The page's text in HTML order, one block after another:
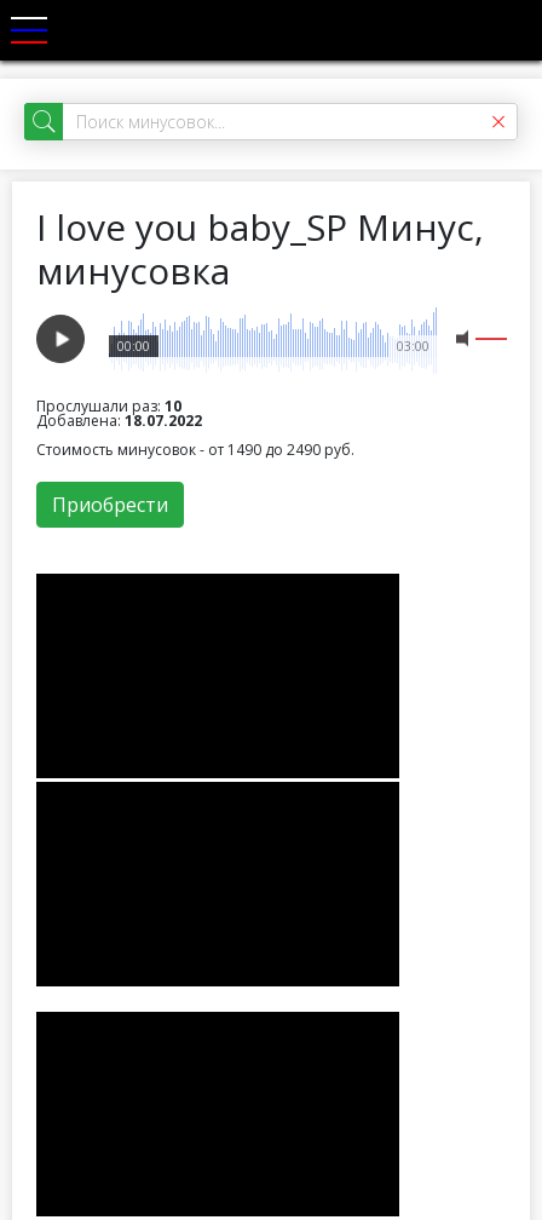
I love you baby_SP Минус,
минусовка
03:00
00:00
Прослушали раз: 10
Добавлена: 18.07.2022
Стоимость минусовок - от 1490 до 2490 руб.
Приобрести